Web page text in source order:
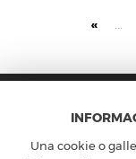
« ...
Una cookie o